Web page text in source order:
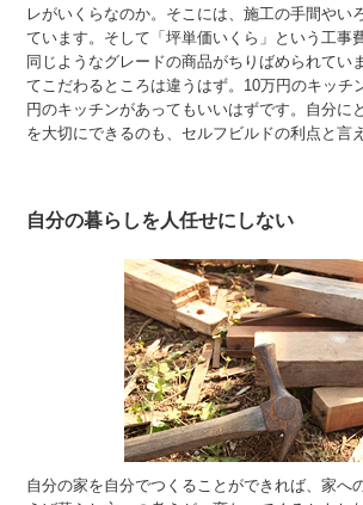
レがいくらなのか。そこには、施工の手間やい
ています。そして「坪単価いくら」という工事
同じようなグレードの商品がちりばめられてい
てこだわるところは違うはず。10万円のキッチ
円のキッチンがあってもいいはずです。自分に
を大切にできるのも、セルフビルドの利点と言
自分の暮らしを人任せにしない
自分の家を自分でつくることができれば、家へ